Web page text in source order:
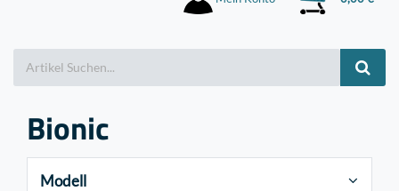
Bionic
Modell